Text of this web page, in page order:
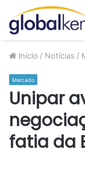
Início / Notícias /
Mercado
Unipar
fatia da